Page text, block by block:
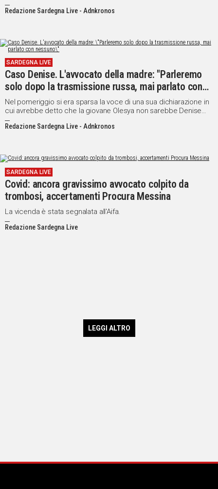
Redazione Sardegna Live - Adnkronos
SARDEGNA LIVE
Caso Denise. L'avvocato della madre: "Parleremo
solo dopo la trasmissione russa, mai parlato con
nessuno"
Nel pomeriggio si era sparsa la voce di una sua dichiarazione in
cui avrebbe detto che la giovane Olesya non sarebbe Denise
Pipitone
Redazione Sardegna Live - Adnkronos
SARDEGNA LIVE
Covid: ancora gravissimo avvocato colpito da
trombosi, accertamenti Procura Messina
La vicenda è stata segnalata all'Aifa.
Redazione Sardegna Live
LEGGI ALTRO